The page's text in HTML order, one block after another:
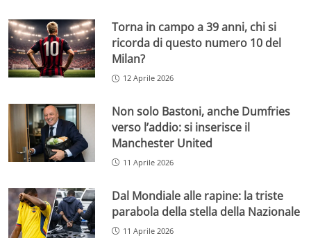
Torna in campo a 39 anni, chi si
ricorda di questo numero 10 del
Milan?
12 Aprile 2026
Non solo Bastoni, anche Dumfries
verso l’addio: si inserisce il
Manchester United
11 Aprile 2026
Dal Mondiale alle rapine: la triste
parabola della stella della Nazionale
11 Aprile 2026